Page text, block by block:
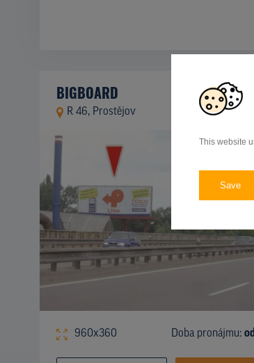
This website
Save
BIGBOARD
R 46, Prostějov
960x360 Doba pronájmu: